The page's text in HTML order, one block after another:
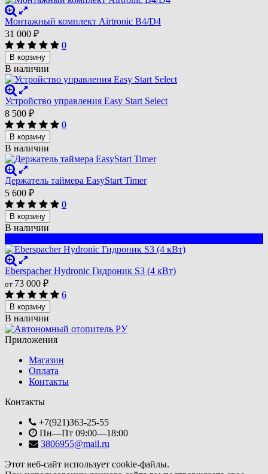
Монтажный комплект Airtronic B4/D4
31 000 ₽
0
В корзину
В наличии
Устройство управления Easy Start Select
8 500 ₽
0
В корзину
В наличии
Держатель таймера EasyStart Timer
5 600 ₽
0
В корзину
В наличии
Eberspacher Hydronic Гидроник S3 (4 кВт)
от 73 000 ₽
6
В корзину
В наличии
Приложения
Магазин
Оплата
Контакты
Контакты
+7(921)363-25-55
Пн—Пт 09:00—18:00
3806955@mail.ru
Этот веб-сайт использует cookie-файлы.